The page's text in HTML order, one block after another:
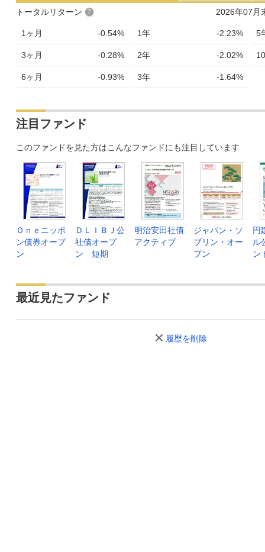
2026年07月
トータルリターン
1ヶ月 -0.54%
3ヶ月 -0.28%
6ヶ月 -0.93%
1年 -2.23%
2年 -2.02%
3年 -1.64%
5
注目ファンド
このファンドを見た方はこんなファンドにも注目しています
Ｏｎｅニッポ
ン債券オープ
ン
ＤＬＩＢＪ公
社債オープ
ン 短期
明治安田社債
アクティブ
ジャパン・ソ
ブリン・オー
プン
円
ル
ン
最近見たファンド
履歴を削除